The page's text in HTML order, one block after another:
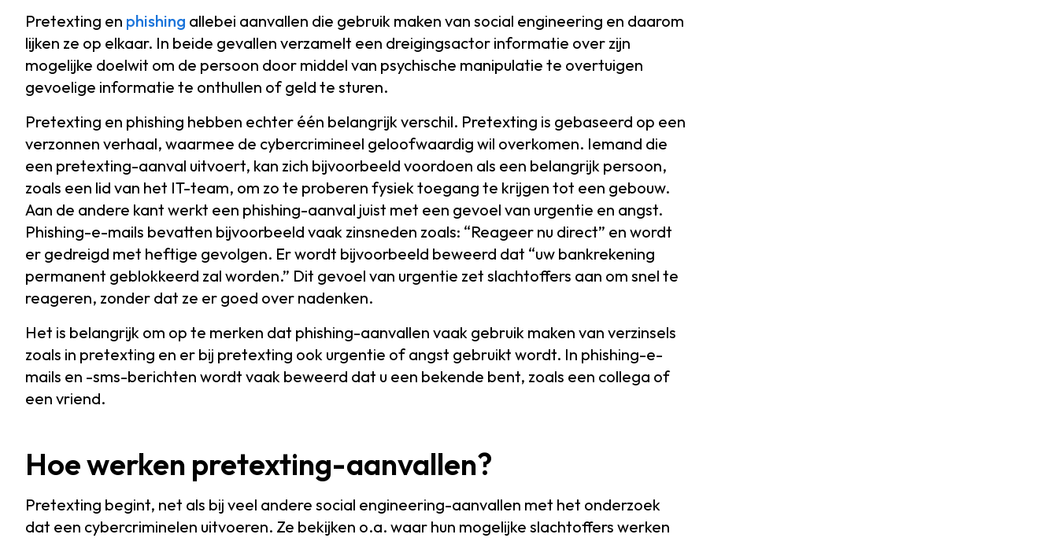
Pretexting en phishing allebei aanvallen die gebruik maken van social engineering en daarom
lijken ze op elkaar. In beide gevallen verzamelt een dreigingsactor informatie over zijn
mogelijke doelwit om de persoon door middel van psychische manipulatie te overtuigen
gevoelige informatie te onthullen of geld te sturen.
Pretexting en phishing hebben echter één belangrijk verschil. Pretexting is gebaseerd op een
verzonnen verhaal, waarmee de cybercrimineel geloofwaardig wil overkomen. Iemand die
een pretexting-aanval uitvoert, kan zich bijvoorbeeld voordoen als een belangrijk persoon,
zoals een lid van het IT-team, om zo te proberen fysiek toegang te krijgen tot een gebouw.
Aan de andere kant werkt een phishing-aanval juist met een gevoel van urgentie en angst.
Phishing-e-mails bevatten bijvoorbeeld vaak zinsneden zoals: “Reageer nu direct” en wordt
er gedreigd met heftige gevolgen. Er wordt bijvoorbeeld beweerd dat “uw bankrekening
permanent geblokkeerd zal worden.” Dit gevoel van urgentie zet slachtoffers aan om snel te
reageren, zonder dat ze er goed over nadenken.
Het is belangrijk om op te merken dat phishing-aanvallen vaak gebruik maken van verzinsels
zoals in pretexting en er bij pretexting ook urgentie of angst gebruikt wordt. In phishing-e-
mails en -sms-berichten wordt vaak beweerd dat u een bekende bent, zoals een collega of
een vriend.
Hoe werken pretexting-aanvallen?
Pretexting begint, net als bij veel andere social engineering-aanvallen met het onderzoek
dat een cybercriminelen uitvoeren. Ze bekijken o.a. waar hun mogelijke slachtoffers werken